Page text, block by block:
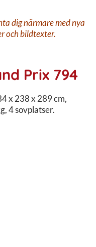
dig närmare med nya
och bildtexter.
Prix 794
x 238 x 289 cm,
4 sovplatser.